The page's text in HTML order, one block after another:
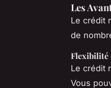
Les
Le crédit
de
Flexibilité
Le crédit
Vous